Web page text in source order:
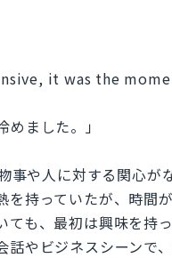
it was the
ました。」
や人に対する関心が
持っていたが、時間
も、最初は興味を持
やビジネスシーンで